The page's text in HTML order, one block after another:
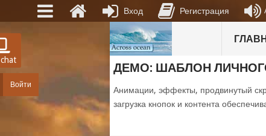
Войти
ДЕМО: ШАБЛОН
Анимации, эффекты, продвинутый
загрузка кнопок и контента
Вход Регистрация